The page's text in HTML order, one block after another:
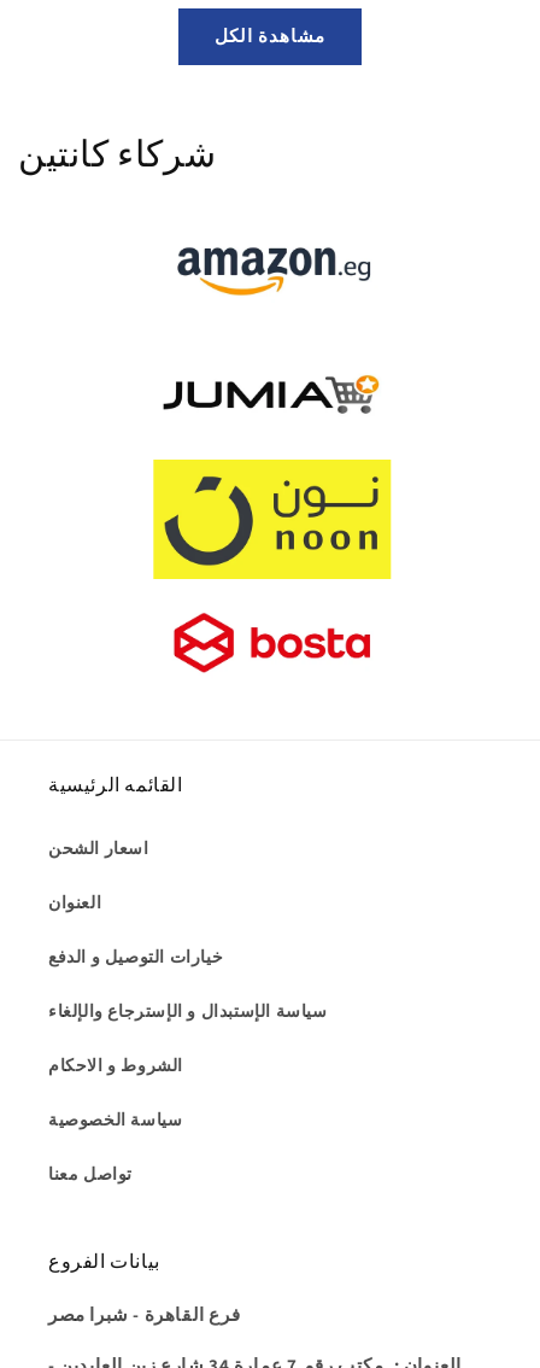
مشاهدة الكل
شركاء كانتين
القائمه الرئيسية
اسعار الشحن
العنوان
خيارات التوصيل و الدفع
سياسة الإستبدال و الإسترجاع والإلغاء
الشروط و الاحكام
سياسة الخصوصية
تواصل معنا
بيانات الفروع
فرع القاهرة - شبرا مصر